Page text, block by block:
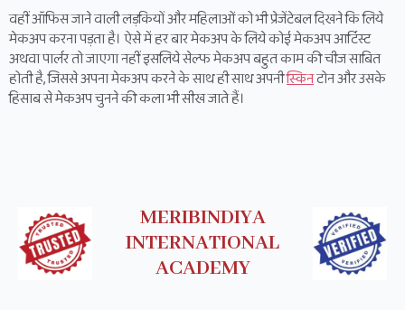
वहीं ऑफिस जाने वाली लड़कियों और महिलाओं को भी प्रेजेंटेबल दिखने कि लिये
मेकअप करना पड़ता है। ऐसे में हर बार मेकअप के लिये कोई मेकअप आर्टिस्ट
अथवा पार्लर तो जाएगा नहीं इसलिये सेल्फ मेकअप बहुत काम की चीज साबित
होती है, जिससे अपना मेकअप करने के साथ ही साथ अपनीस्किनटोन और उसके
हिसाब से मेकअप चुनने की कला भी सीख जाते हैं।
MERIBINDIYA
INTERNATIONAL
ACADEMY